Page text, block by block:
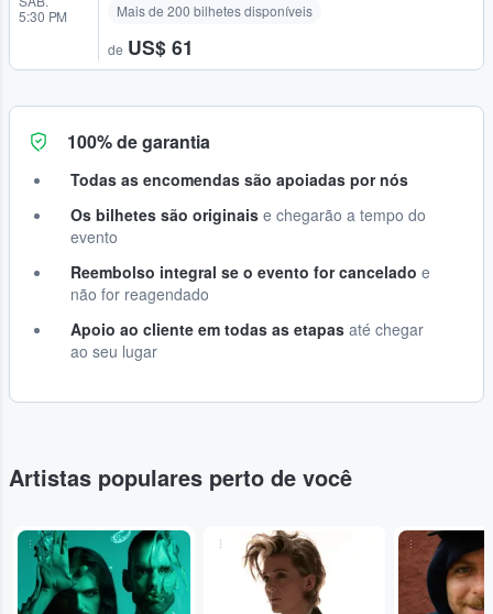
5:30 PM
Mais de 200 bilhetes disponíveis
de US$ 61
100% de garantia
Todas as encomendas são apoiadas por nós
Os bilhetes são originais e chegarão a tempo do
evento
Reembolso integral se o evento for cancelado e
não for reagendado
Apoio ao cliente em todas as etapas até chegar
ao seu lugar
Artistas populares perto de você
... ... ...